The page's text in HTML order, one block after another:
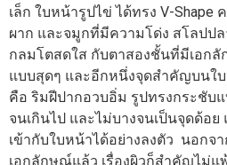
เล็ก ใบหน้ารูปไข่ ได้ทรง V-Shape
ผาก และจมูกที่มีความโด่ง สโลปป
กลมโตสดใส กับตาสองชั้นที่มีเอกลั
แบบสุดๆ และอีกหนึ่งจุดสำคัญบนใ
คือ ริมฝีปากอวบอิ่ม รูปทรงกระชับ
จนเกินไป และไม่บางจนเป็นจุดด้อ
เข้ากับใบหน้าได้อย่างลงตัว นอกจ
เอกลักษณ์แล้ว เรื่องผิวก็สำคัญไม่แ